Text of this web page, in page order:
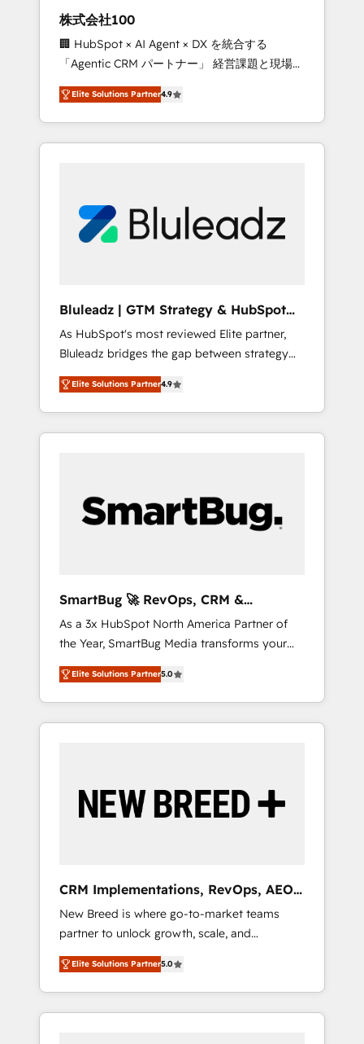
from any legacy CRM. Zero downtime, full
data integrity. ➤ Implementation: Configure
HubSpot to run your revenue process. Sales,
marketing, and service wired together. ➤ AI
and Integrations: Layer Breeze AI, custom
agents, and APIs to remove manual work. ➤
Ongoing Management: Monthly tune-ups,
portal? We are built for the work.
株式会社100
🏢 HubSpot × AI Agent × DX を統合する
「Agentic CRM パートナー」 経営課題と現場業
務をつなぐAIネイティブ・エージェンシーとし
て、HubSpot Eliteの実装力で顧客フロント業務
を再設計します。 💡 100inc は何をする会社
か？ HubSpotを共通基盤に、AIエージェントを
部・グループ会社・部門が分立する組織で、デ
ータと業務プロセスのサイロ化を、CRMを軸と
ら、GTMの見える化・自動化まで。全Hub統合
運用、データ品質設計、グループ横断のCRM統
合に対応します。 2️⃣ AIエージェント組織構築
営業・マーケティング業務の一部をAIが自律実
行する組織への移行を設計・実装。Breeze・
Claude等をHubSpotと連携させ、役割定義・運
用ルール・成果指標まで含めて設計します。 3️⃣
PMOとして主導。「設定の代行ではなく、設計
の責任」を引き受け、部門横断の統合・浸透・
Hubで一体提供。 ▸ 既存CRM・MAからの移行
支援：Salesforce・Marketo・Pardot等からの
移行、カスタム設計、履歴データ移行と活用設
計まで。 ▸ AEO対応：ChatGPT・Perplexity等
のAI検索からの流入・引用を前提にコンテンツ
HubSpotアワード受賞・HUGリーダー ✓
AI活用に関するご相談、現状整理の壁打ちな
ど、構想段階からお気軽にお問い合わせくださ
Elite Solutions Partner4.9
Bluleadz | GTM Strategy & HubSpot
Implementation
As HubSpot's most reviewed Elite partner,
Bluleadz bridges the gap between strategy
and execution. We don't just "set up tools" —
we install the GTM Operating System (GTM
OS) to align your leadership and engineer a
portal that drives predictable revenue
and Story to stop "accelerating a mess." ⚙️
Elite Engineering & AI Scalable Architecture:
agents, and high-integrity migrations for total
reporting clarity. Security & Compliance: SOC
2 Type I and HIPAA attested for enterprise-
grade data security. 🏆 Why Bluleadz? GTM
OS Partner | 16+ Years Experience | 1,000+
Five-Star Reviews
Elite Solutions Partner4.9
SmartBug 🚀 RevOps, CRM &
Integration Experts
As a 3x HubSpot North America Partner of
the Year, SmartBug Media transforms your
customer lifecycle into a revenue engine. Our
unified ecosystem includes specialized
divisions Globalia (AI & Software) and Point
Success Media (Paid Media), making this the
by Globalia’s technical development team. -
19 HubSpot-certified trainers to drive
deployment of Breeze AI and custom agents
to automate growth. 🏆 Elite Excellence - 8
platform accreditations and deep HIPAA-
compliance expertise. - A team of 250+
experts dedicated to your resilient growth.
Elite Solutions Partner5.0
CRM Implementations, RevOps, AEO
+ Web, Demand Gen
New Breed is where go-to-market teams
partner to unlock growth, scale, and
transformation. We help companies activate
HubSpot’s AI-powered customer platform
and operationalize HubSpot’s Loop
Marketing framework through expert-led
Elite Solutions Partner5.0